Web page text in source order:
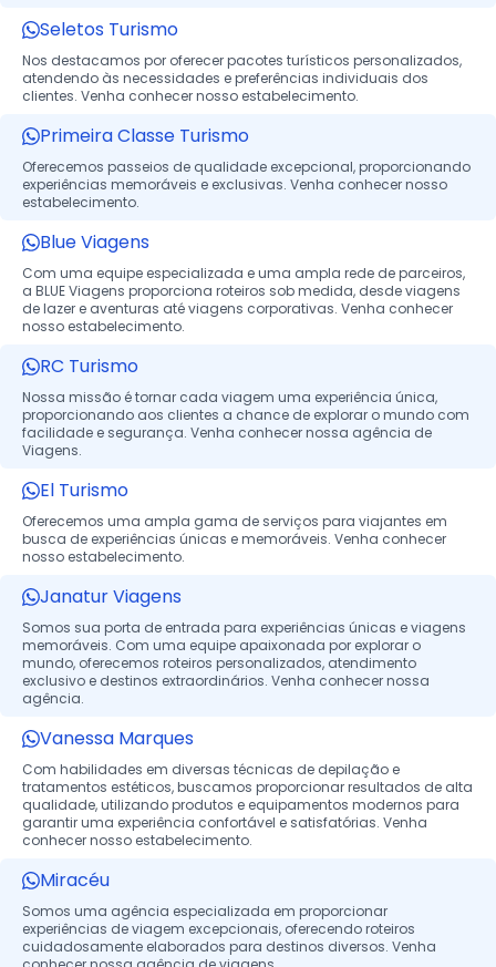
Seletos Turismo
Nos destacamos por oferecer pacotes turísticos personalizados,
atendendo às necessidades e preferências individuais dos
clientes. Venha conhecer nosso estabelecimento.
Primeira Classe Turismo
Oferecemos passeios de qualidade excepcional, proporcionando
experiências memoráveis e exclusivas. Venha conhecer nosso
estabelecimento.
Blue Viagens
Com uma equipe especializada e uma ampla rede de parceiros,
a BLUE Viagens proporciona roteiros sob medida, desde viagens
de lazer e aventuras até viagens corporativas. Venha conhecer
nosso estabelecimento.
RC Turismo
Nossa missão é tornar cada viagem uma experiência única,
proporcionando aos clientes a chance de explorar o mundo com
facilidade e segurança. Venha conhecer nossa agência de
Viagens.
El Turismo
Oferecemos uma ampla gama de serviços para viajantes em
busca de experiências únicas e memoráveis. Venha conhecer
nosso estabelecimento.
Janatur Viagens
Somos sua porta de entrada para experiências únicas e viagens
memoráveis. Com uma equipe apaixonada por explorar o
mundo, oferecemos roteiros personalizados, atendimento
exclusivo e destinos extraordinários. Venha conhecer nossa
agência.
Vanessa Marques
Com habilidades em diversas técnicas de depilação e
tratamentos estéticos, buscamos proporcionar resultados de alta
qualidade, utilizando produtos e equipamentos modernos para
garantir uma experiência confortável e satisfatórias. Venha
conhecer nosso estabelecimento.
Miracéu
Somos uma agência especializada em proporcionar
experiências de viagem excepcionais, oferecendo roteiros
cuidadosamente elaborados para destinos diversos. Venha